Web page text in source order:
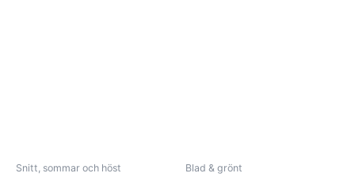
Snitt, sommar och höst Blad & grönt